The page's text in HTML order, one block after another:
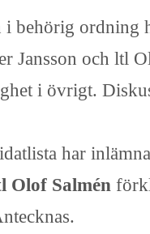
behörig ordning
Jansson och ltl
i övrigt.
har
Olof Salmén